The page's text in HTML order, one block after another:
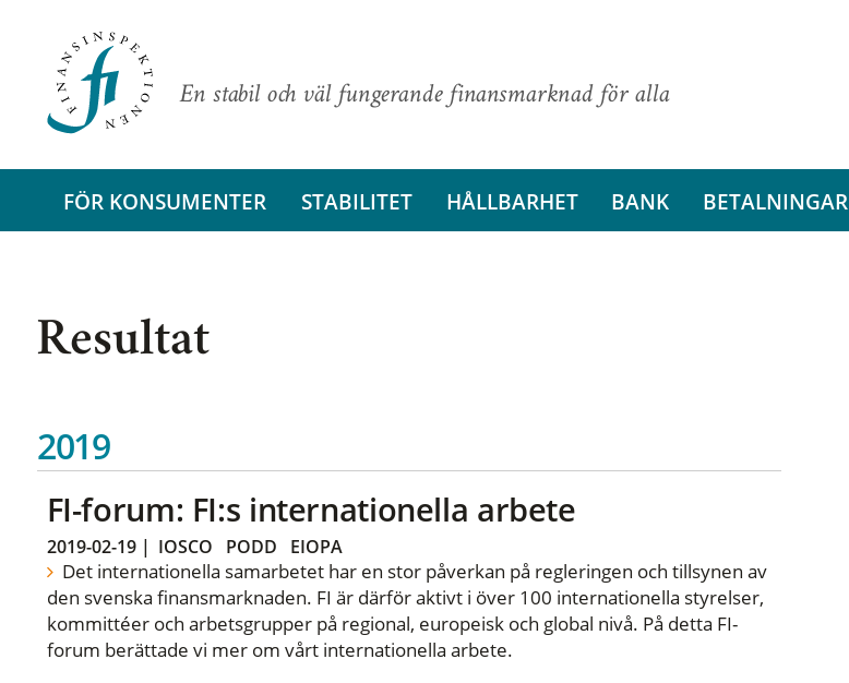
En stabil och väl fungerande finansmarknad för alla
FÖR KONSUMENTER STABILITET HÅLLBARHET BANK BETALNINGAR
Resultat
2019
FI-forum: FI:s internationella arbete
2019-02-19| IOSCO PODD EIOPA
Det internationella samarbetet har en stor påverkan på regleringen och tillsynen av
den svenska finansmarknaden. FI är därför aktivt i över 100 internationella styrelser,
kommittéer och arbetsgrupper på regional, europeisk och global nivå. På detta FI-
forum berättade vi mer om vårt internationella arbete.